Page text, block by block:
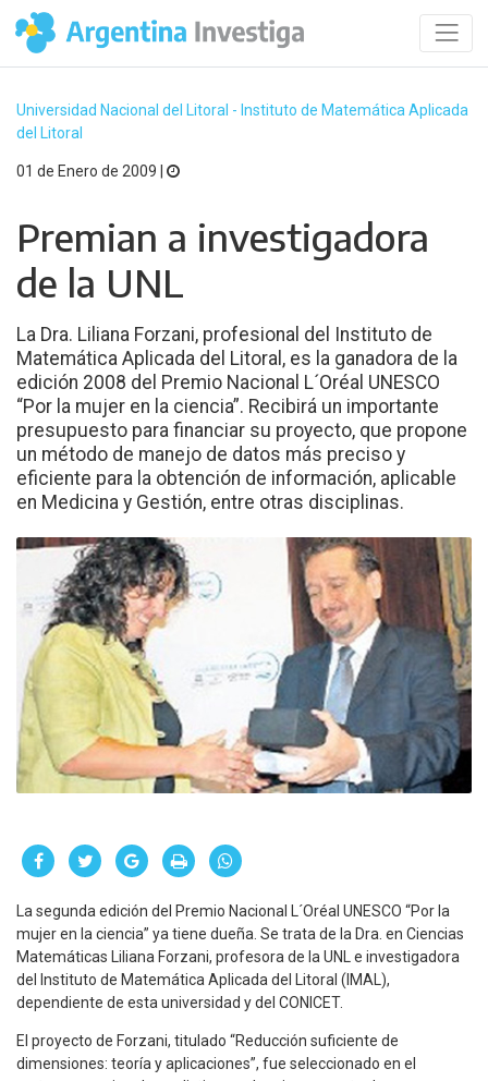
Universidad Nacional del Litoral - Instituto de Matemática Aplicada
del Litoral
01 de Enero de 2009 |
Premian a investigadora
de la UNL
La Dra. Liliana Forzani, profesional del Instituto de
Matemática Aplicada del Litoral, es la ganadora de la
edición 2008 del Premio Nacional L´Oréal UNESCO
“Por la mujer en la ciencia”. Recibirá un importante
presupuesto para financiar su proyecto, que propone
un método de manejo de datos más preciso y
eficiente para la obtención de información, aplicable
en Medicina y Gestión, entre otras disciplinas.
La segunda edición del Premio Nacional L´Oréal UNESCO “Por la
mujer en la ciencia” ya tiene dueña. Se trata de la Dra. en Ciencias
Matemáticas Liliana Forzani, profesora de la UNL e investigadora
del Instituto de Matemática Aplicada del Litoral (IMAL),
dependiente de esta universidad y del CONICET.
El proyecto de Forzani, titulado “Reducción suficiente de
dimensiones: teoría y aplicaciones”, fue seleccionado en el